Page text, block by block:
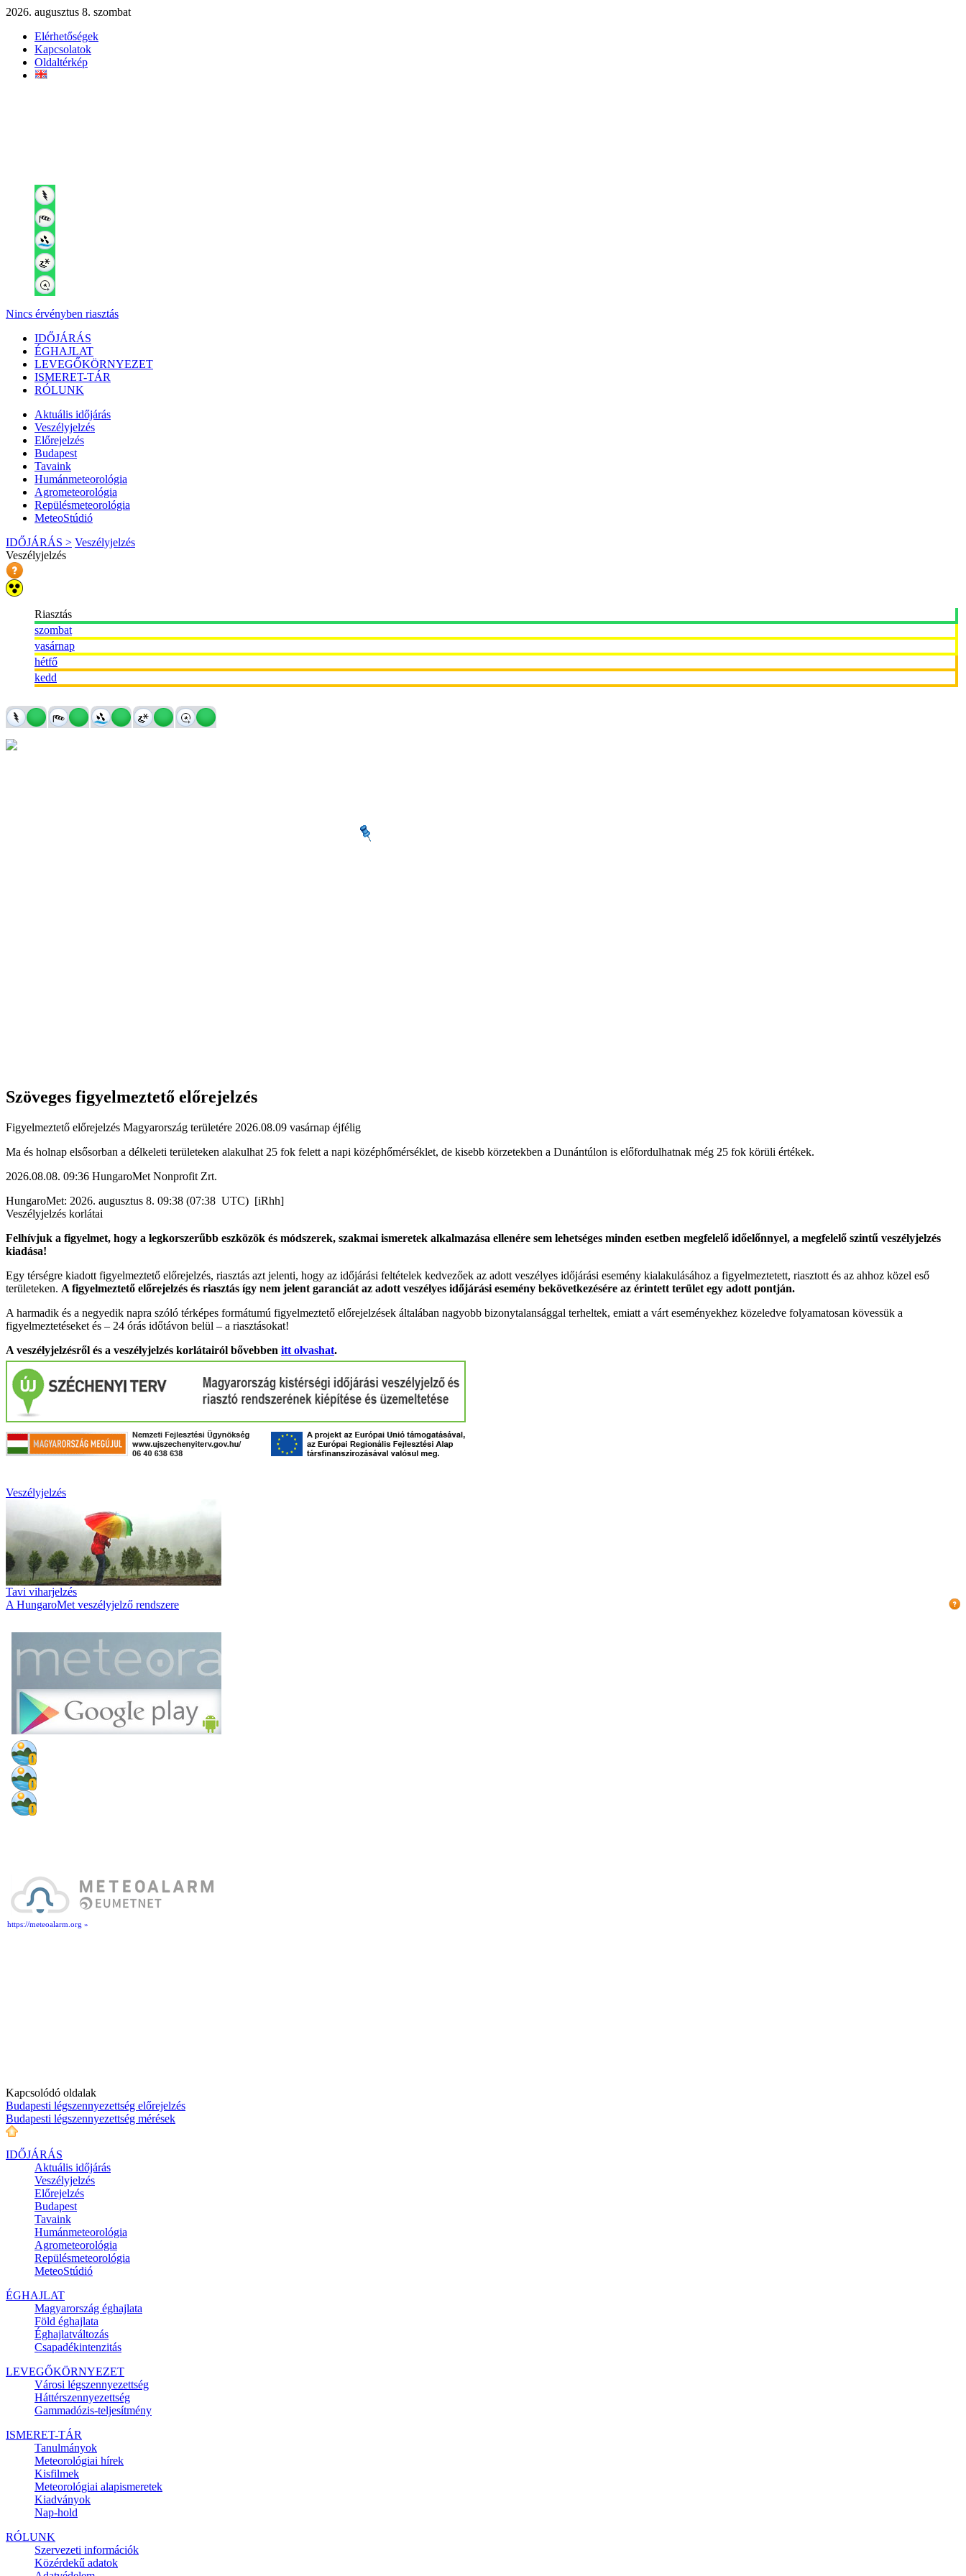
2026. augusztus 8. szombat
Elérhetőségek
Kapcsolatok
Oldaltérkép
Nincs érvényben riasztás
IDŐJÁRÁS
ÉGHAJLAT
LEVEGŐKÖRNYEZET
ISMERET-TÁR
RÓLUNK
Aktuális időjárás
Veszélyjelzés
Előrejelzés
Budapest
Tavaink
Humánmeteorológia
Agrometeorológia
Repülésmeteorológia
MeteoStúdió
IDŐJÁRÁS > Veszélyjelzés
Veszélyjelzés
Riasztás
szombat
vasárnap
hétfő
kedd
Szöveges figyelmeztető előrejelzés
Figyelmeztető előrejelzés Magyarország területére 2026.08.09 vasárnap éjfélig
Ma és holnap elsősorban a délkeleti területeken alakulhat 25 fok felett a napi középhőmérséklet, de kisebb körzetekben a Dunántúlon is előfordulhatnak még 25 fok körüli értékek.
2026.08.08. 09:36 HungaroMet Nonprofit Zrt.
HungaroMet: 2026. augusztus 8. 09:38 (07:38 UTC) [iRhh]
Veszélyjelzés korlátai
Felhívjuk a figyelmet, hogy a legkorszerűbb eszközök és módszerek, szakmai ismeretek alkalmazása ellenére sem lehetséges minden esetben megfelelő időelőnnyel, a megfelelő szintű veszélyjelzés
kiadása!
Egy térségre kiadott figyelmeztető előrejelzés, riasztás azt jelenti, hogy az időjárási feltételek kedvezőek az adott veszélyes időjárási esemény kialakulásához a figyelmeztetett, riasztott és az ahhoz közel eső
területeken. A figyelmeztető előrejelzés és riasztás így nem jelent garanciát az adott veszélyes időjárási esemény bekövetkezésére az érintett terület egy adott pontján.
A harmadik és a negyedik napra szóló térképes formátumú figyelmeztető előrejelzések általában nagyobb bizonytalansággal terheltek, emiatt a várt eseményekhez közeledve folyamatosan kövessük a
figyelmeztetéseket és – 24 órás időtávon belül – a riasztásokat!
A veszélyjelzésről és a veszélyjelzés korlátairól bővebben itt olvashat.
Veszélyjelzés
Tavi viharjelzés
A HungaroMet veszélyjelző rendszere
https://meteoalarm.org »
Kapcsolódó oldalak
Budapesti légszennyezettség előrejelzés
Budapesti légszennyezettség mérések
IDŐJÁRÁS
Aktuális időjárás
Veszélyjelzés
Előrejelzés
Budapest
Tavaink
Humánmeteorológia
Agrometeorológia
Repülésmeteorológia
MeteoStúdió
ÉGHAJLAT
Magyarország éghajlata
Föld éghajlata
Éghajlatváltozás
Csapadékintenzitás
LEVEGŐKÖRNYEZET
Városi légszennyezettség
Háttérszennyezettség
Gammadózis-teljesítmény
ISMERET-TÁR
Tanulmányok
Meteorológiai hírek
Kisfilmek
Meteorológiai alapismeretek
Kiadványok
Nap-hold
RÓLUNK
Szervezeti információk
Közérdekű adatok